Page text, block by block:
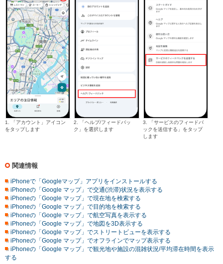
1. 「アカウント」アイコン
をタップします
2. 「ヘルプ/フィードバッ
ク」を選択します
3. 「サービスのフィードバ
ックを送信する」をタップ
します
関連情報
iPhoneで「Googleマップ」アプリをインストールする
iPhoneの「Google マップ」で交通(渋滞)状況を表示する
iPhoneの「Google マップ」で現在地を検索する
iPhoneの「Google マップ」で目的地を検索する
iPhoneの「Google マップ」で航空写真を表示する
iPhoneの「Google マップ」で地図を3D表示する
iPhoneの「Google マップ」でストリートビューを表示する
iPhoneの「Google マップ」でオフラインでマップ表示する
iPhoneの「Google マップ」で観光地や施設の混雑状況/平均滞在時間を表示
する